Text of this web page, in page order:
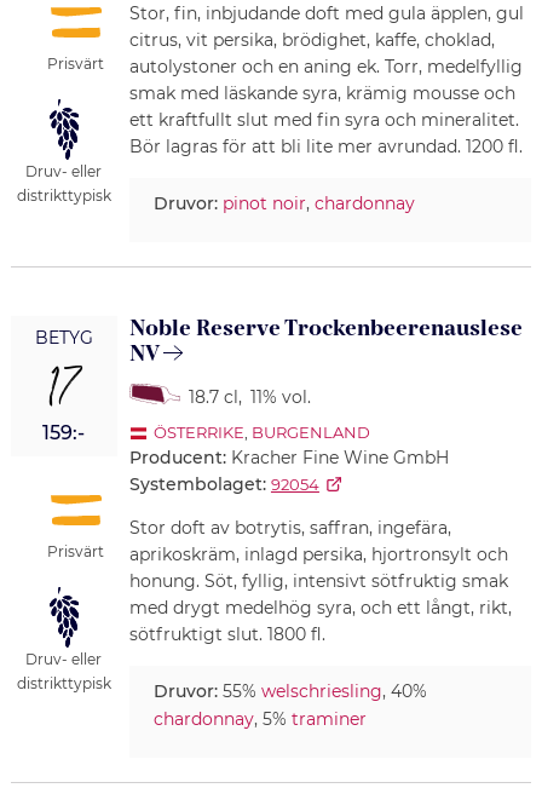
Prisvärt
Druv- eller
distrikttypisk
Stor, fin, inbjudande doft med gula äpplen, gul
citrus, vit persika, brödighet, kaffe, choklad,
autolystoner och en aning ek. Torr, medelfyllig
smak med läskande syra, krämig mousse och
ett kraftfullt slut med fin syra och mineralitet.
Bör lagras för att bli lite mer avrundad. 1200 fl.
Druvor: pinot noir, chardonnay
BETYG
17
159:-
Prisvärt
Druv- eller
distrikttypisk
Noble Reserve Trockenbeerenauslese
NV
18.7 cl, 11% vol.
ÖSTERRIKE BURGENLAND
Producent: Kracher Fine Wine GmbH
Systembolaget: 92054
Stor doft av botrytis, saffran, ingefära,
aprikoskräm, inlagd persika, hjortronsylt och
honung. Söt, fyllig, intensivt sötfruktig smak
med drygt medelhög syra, och ett långt, rikt,
sötfruktigt slut. 1800 fl.
Druvor:55% welschriesling, 40%
chardonnay, 5% traminer